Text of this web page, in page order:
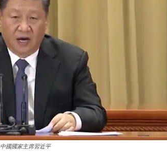
中國國家主席習近平